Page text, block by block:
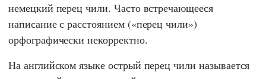
немецкий перец чили. Часто встречающееся
написание с расстоянием («перец чили»)
орфографически некорректно.
На английском языке острый перец чили называется